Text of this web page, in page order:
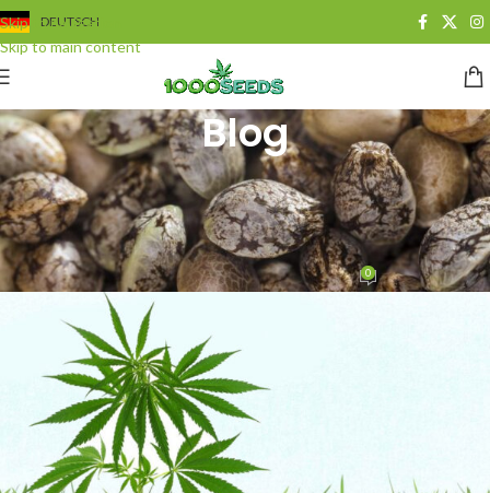
Skip to navigation
Skip to main content
DEUTSCH
Blog
GROWING
Mikroorganismen im Boden:
wichtige Helfer
Juan CervantesOn 28. August 2013 0